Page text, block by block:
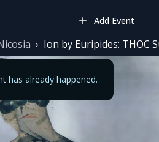
Add Event
has already happened.
› Ion by Euripides: THOC